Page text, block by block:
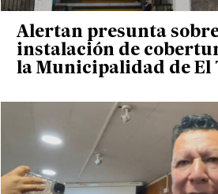
Alertan presunta
instalación de
la Municipalidad de El